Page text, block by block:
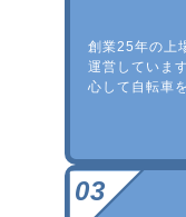
創業25年の上
運営していま
心して自転車